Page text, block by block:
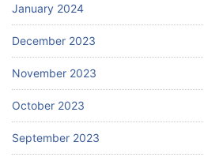
January 2024
December 2023
November 2023
October 2023
September 2023